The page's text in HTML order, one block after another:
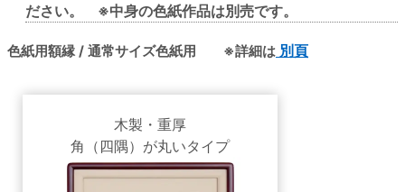
ださい。 ※中身の色紙作品は別売です。
色紙用額縁 / 通常サイズ色紙用 ※詳細は 別頁
木製・重厚
角（四隅）が丸いタイプ